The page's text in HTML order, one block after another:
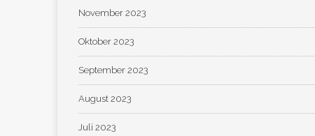
November 2023
Oktober 2023
September 2023
August 2023
Juli 2023